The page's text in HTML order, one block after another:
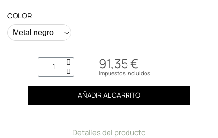
COLOR
91,35 €
Impuestos incluidos
AÑADIR AL CARRITO
Detalles del producto